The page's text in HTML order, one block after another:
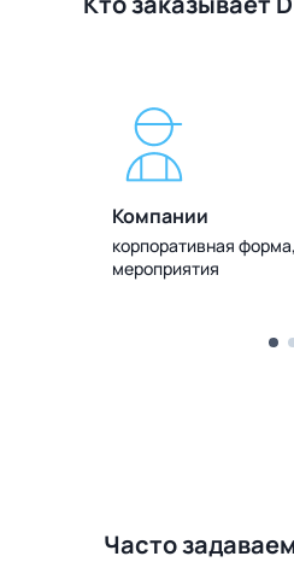
Компании
корпоративная
мероприятия
Часто